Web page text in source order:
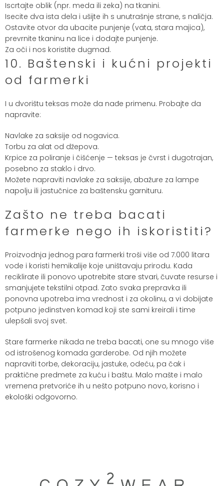
Iscrtajte oblik (npr. meda ili zeka) na tkanini.
Isecite dva ista dela i ušijte ih s unutrašnje strane, s naličja.
Ostavite otvor da ubacite punjenje (vata, stara majica),
prevrnite tkaninu na lice i dodajte punjenje.
Za oči i nos koristite dugmad.
10. Baštenski i kućni projekti
od farmerki
I u dvorištu teksas može da nađe primenu. Probajte da
napravite:
Navlake za saksije od nogavica.
Torbu za alat od džepova.
Krpice za poliranje i čišćenje — teksas je čvrst i dugotrajan,
posebno za staklo i drvo.
Možete napraviti navlake za saksije, abažure za lampe
napolju ili jastučnice za baštensku garnituru.
Zašto ne treba bacati
farmerke nego ih iskoristiti?
Proizvodnja jednog para farmerki troši više od 7.000 litara
vode i koristi hemikalije koje uništavaju prirodu. Kada
reciklirate ili ponovo upotrebite stare stvari, čuvate resurse i
smanjujete tekstilni otpad. Zato svaka prepravka ili
ponovna upotreba ima vrednost i za okolinu, a vi dobijate
potpuno jedinstven komad koji ste sami kreirali i time
ulepšali svoj svet.
Stare farmerke nikada ne treba bacati, one su mnogo više
od istrošenog komada garderobe. Od njih možete
napraviti torbe, dekoraciju, jastuke, odeću, pa čak i
praktične predmete za kuću i baštu. Malo mašte i malo
vremena pretvoriće ih u nešto potpuno novo, korisno i
ekološki odgovorno.